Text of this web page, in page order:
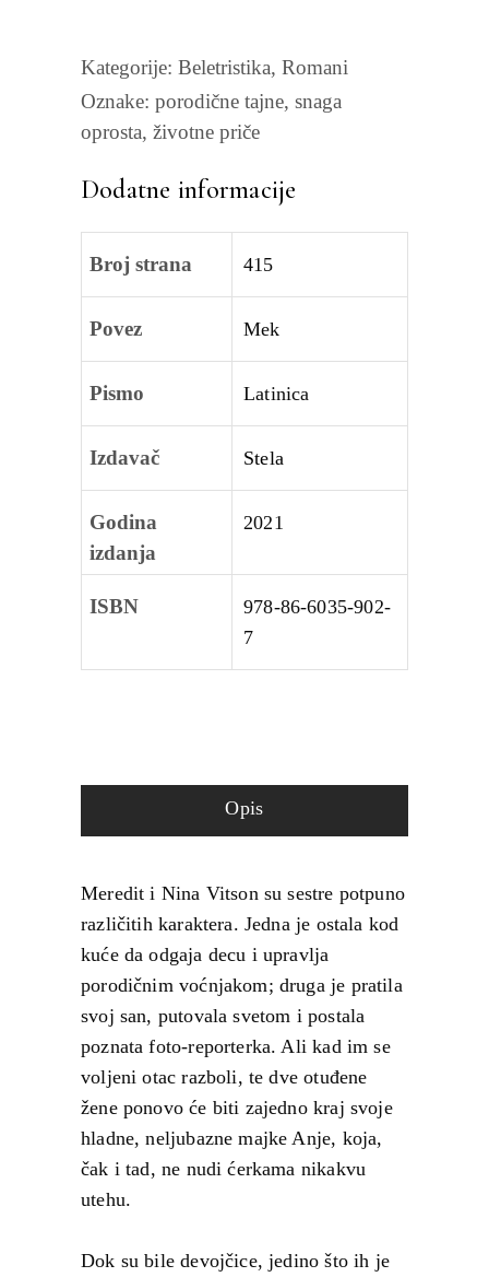
Kategorije: Beletristika, Romani
Oznake: porodične tajne, snaga
oprosta, životne priče
Dodatne informacije
Broj strana 415
Povez Mek
Pismo Latinica
Izdavač Stela
Godina
izdanja
2021
ISBN
978-86-6035-902-
7
Opis
Meredit i Nina Vitson su sestre potpuno
različitih karaktera. Jedna je ostala kod
kuće da odgaja decu i upravlja
porodičnim voćnjakom; druga je pratila
svoj san, putovala svetom i postala
poznata foto-reporterka. Ali kad im se
voljeni otac razboli, te dve otuđene
žene ponovo će biti zajedno kraj svoje
hladne, neljubazne majke Anje, koja,
čak i tad, ne nudi ćerkama nikakvu
utehu.
Dok su bile devojčice, jedino što ih je